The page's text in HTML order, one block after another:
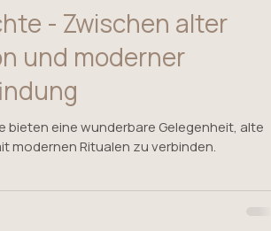
- Zwischen alter
und moderner
bieten eine wunderbare Gelegenheit, alte
modernen Ritualen zu verbinden.